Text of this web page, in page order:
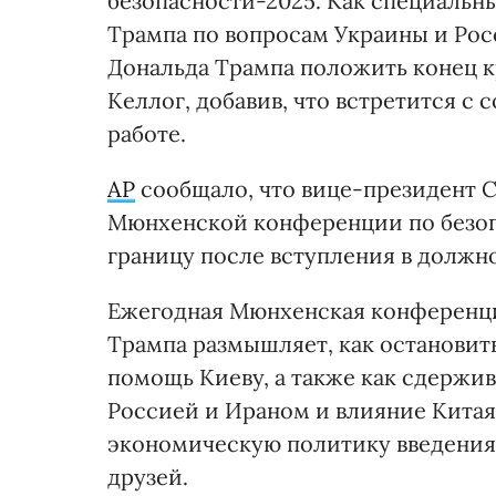
Трампа по вопросам Украины и
Дональда Трампа положить конец
Келлог, добавив, что встретится
работе.
AP сообщало, что вице-
Мюнхенской конференции по
границу после вступления в
Ежегодная Мюнхенская
Трампа размышляет, как
помощь Киеву, а также как
Россией и Ираном и влияние
экономическую политику
друзей.